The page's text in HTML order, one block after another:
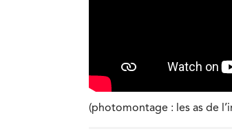
(photomontage : les as de